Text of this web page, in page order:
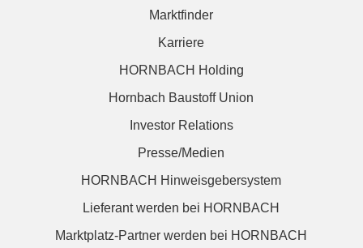
Marktfinder
Karriere
HORNBACH Holding
Hornbach Baustoff Union
Investor Relations
Presse/Medien
HORNBACH Hinweisgebersystem
Lieferant werden bei HORNBACH
Marktplatz-Partner werden bei HORNBACH